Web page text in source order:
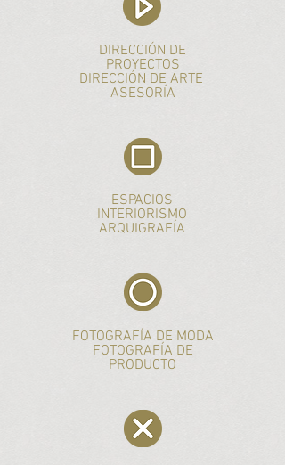
DIRECCIÓN DE
PROYECTOS
DIRECCIÓN DE ARTE
ASESORÍA
ESPACIOS
INTERIORISMO
ARQUIGRAFÍA
FOTOGRAFÍA DE MODA
FOTOGRAFÍA DE
PRODUCTO